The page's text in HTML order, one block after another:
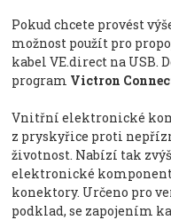
Pokud chcete provést
možnost použít pro
kabel VE.direct na USB.
program Victron
Vnitřní elektronické
z pryskyřice proti
životnost. Nabízí tak
elektronické
konektory. Určeno pro
podklad, se zapojením